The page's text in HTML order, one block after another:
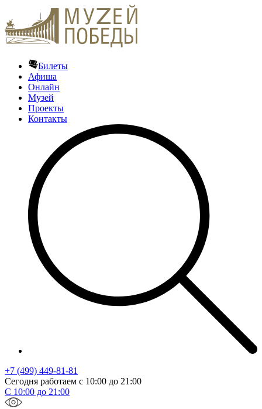
Билеты
Афиша
Онлайн
Музей
Проекты
Контакты
+7 (499) 449-81-81
Сегодня работаем с 10:00 до 21:00
С 10:00 до 21:00